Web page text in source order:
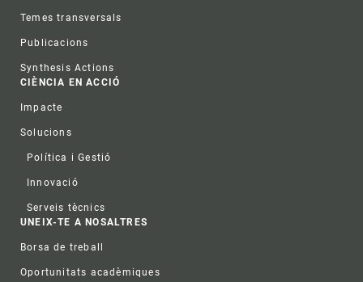
Temes transversals
Publicacions
Synthesis Actions
CIÈNCIA EN ACCIÓ
Impacte
Solucions
Política i Gestió
Innovació
Serveis tècnics
UNEIX-TE A NOSALTRES
Borsa de treball
Oportunitats acadèmiques